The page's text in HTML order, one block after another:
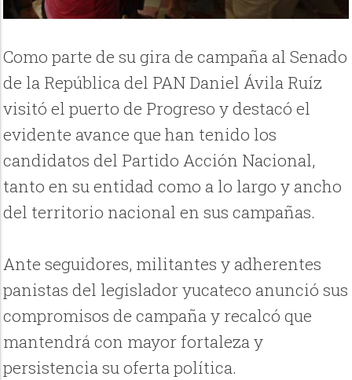
Como parte de su gira de campaña al Senado
de la República del PAN Daniel Ávila Ruíz
visitó el puerto de Progreso y destacó el
evidente avance que han tenido los
candidatos del Partido Acción Nacional,
tanto en su entidad como a lo largo y ancho
del territorio nacional en sus campañas.
Ante seguidores, militantes y adherentes
panistas del legislador yucateco anunció sus
compromisos de campaña y recalcó que
mantendrá con mayor fortaleza y
persistencia su oferta política.